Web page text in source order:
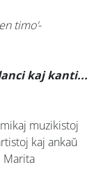
timo'-
kaj kanti...
muzikistoj
kaj ankaŭ
Marita